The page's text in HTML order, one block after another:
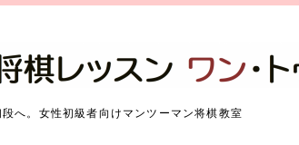
へ。女性初級者向けマンツーマン将棋教室